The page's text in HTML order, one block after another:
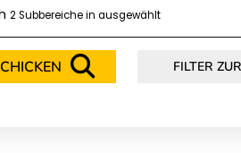
2 Subbereiche in
FILTER